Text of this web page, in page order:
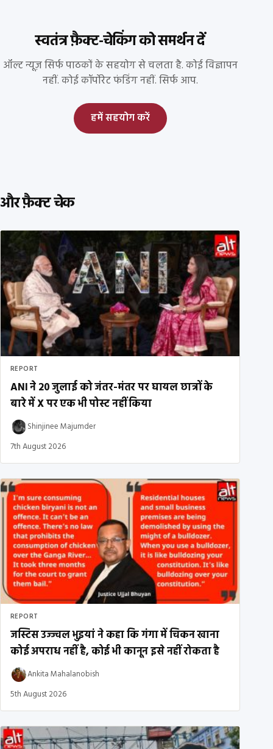
स्वतंत्र फ़ैक्ट-चेकिंग को समर्थन दें
ऑल्ट न्यूज़ सिर्फ पाठकों के सहयोग से चलता है. कोई विज्ञापन
नहीं. कोई कॉर्पोरेट फंडिंग नहीं. सिर्फ आप.
हमें सहयोग करें
और फ़ैक्ट चेक
REPORT
ANI ने 20 जुलाई को जंतर-मंतर पर घायल छात्रों के
बारे में X पर एक भी पोस्ट नहीं किया
Shinjinee Majumder
7th August 2026
REPORT
जस्टिस उज्ज्वल भुइयां ने कहा कि गंगा में चिकन खाना
कोई अपराध नहीं है, कोई भी कानून इसे नहीं रोकता है
Ankita Mahalanobish
5th August 2026